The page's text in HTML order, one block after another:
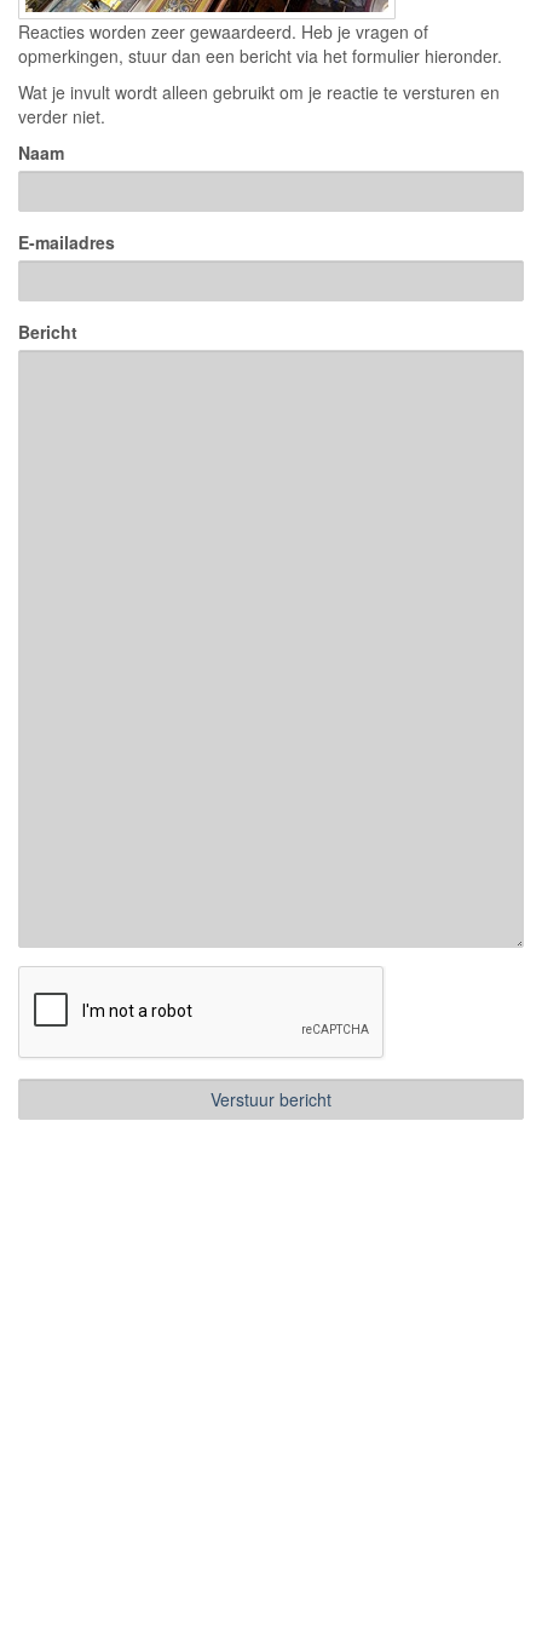
Reacties worden zeer gewaardeerd. Heb je vragen of
opmerkingen, stuur dan een bericht via het formulier hieronder.
Wat je invult wordt alleen gebruikt om je reactie te versturen en
verder niet.
Naam
E-mailadres
Bericht